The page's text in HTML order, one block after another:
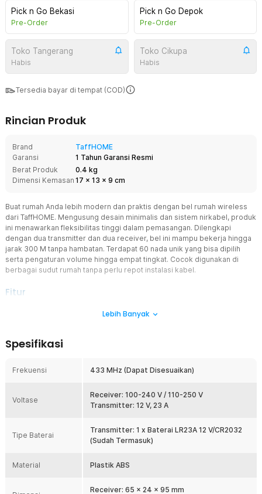
Pick n Go Bekasi
Pre-Order
Pick n Go Depok
Pre-Order
Toko Tangerang
Habis
Toko Cikupa
Habis
Tersedia bayar di tempat (COD)
Rincian Produk
Brand
TaffHOME
Garansi
1 Tahun Garansi Resmi
Berat Produk
0.4 kg
Dimensi Kemasan 17 x 13 x 9 cm
Buat rumah Anda lebih modern dan praktis dengan bel rumah wireless
dari TaffHOME. Mengusung desain minimalis dan sistem nirkabel, produk
ini menawarkan fleksibilitas tinggi dalam pemasangan. Dilengkapi
dengan dua transmitter dan dua receiver, bel ini mampu bekerja hingga
jarak 300 M tanpa hambatan. Terdapat 60 nada unik yang bisa dipilih
serta pengaturan volume hingga empat tingkat. Cocok digunakan di
berbagai sudut rumah tanpa perlu repot instalasi kabel.
Fitur
Sistem Wireless Praktis Tanpa Kabel
rumah. Dengan jangkauan sinyal hingga 300 M di area terbuka, bel
maupun bertingkat tanpa risiko sinyal terputus.
Dilengkapi dengan 60 nada berbeda yang dapat Anda pilih sesuai
selera dan suasana. Fitur pengaturan volume hingga 4 level
kebutuhan, mulai dari suara yang lembut hingga keras, tanpa
mengganggu kenyamanan rumah.
Tanpa perlu instalasi rumit, bel rumah ini bisa dipasang hanya
transmitter di berbagai pintu masuk dan menghubungkannya ke
Lebih Banyak
Spesifikasi
Frekuensi 433 MHz (Dapat Disesuaikan)
Voltase
Receiver: 100-240 V / 110-250 V
Transmitter: 12 V, 23 A
Tipe Baterai
Transmitter: 1 x Baterai LR23A 12 V/CR2032
(Sudah Termasuk)
Material Plastik ABS
Receiver: 65 x 24 x 95 mm